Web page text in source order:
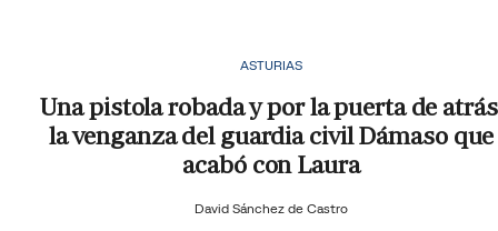
ASTURIAS
Una pistola robada y por la puerta de
la venganza del guardia civil Dámaso que
acabó con Laura
David Sánchez de Castro